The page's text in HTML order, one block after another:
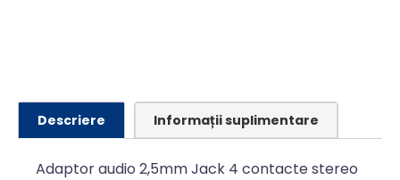
Descriere Informații suplimentare
Adaptor audio 2,5mm Jack 4 contacte stereo